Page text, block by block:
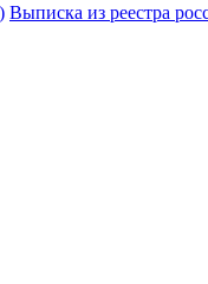
Выписка из реестра